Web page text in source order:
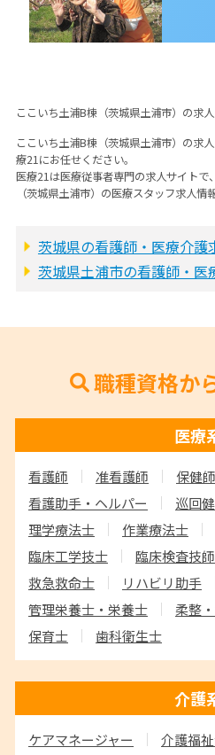
ここいち土浦B棟（茨城県土浦市）の求
ここいち土浦B棟（茨城県土浦市）の求
療21にお任せください。
医療21は医療従事者専門の求人サイトで
（茨城県土浦市）の医療スタッフ求人情
茨城県の看護師・医療介護
茨城県土浦市の看護師・医
職種資格か
医療
看護師 准看護師 保健師
看護助手・ヘルパー
巡回
理学療法士
作業療法士
臨床工学技士
臨床検査技師
救急救命士
リハビリ助手
管理栄養士・栄養士
柔整
保育士
歯科衛生士
介護
ケアマネージャー
介護福